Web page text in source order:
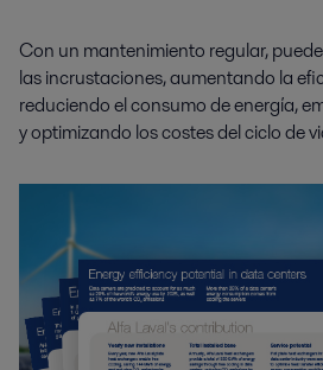
Con un mantenimiento regular,
las incrustaciones, aumentando la
reduciendo el consumo de energía,
y optimizando los costes del ciclo de